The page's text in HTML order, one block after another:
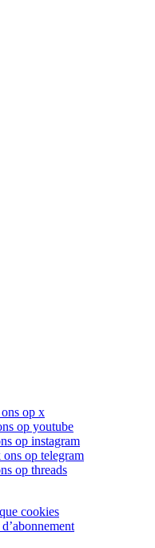
op x
op youtube
op instagram
ons op telegram
op threads
cookies